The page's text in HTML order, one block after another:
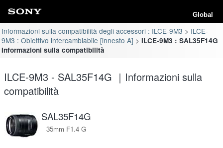
Global
Informazioni sulla compatibilità degli accessori : ILCE-9M3
ILCE-
9M3 : Obiettivo intercambiabile [innesto A]
ILCE-9M3 : SAL35F14G
Informazioni sulla compatibilità
ILCE-9M3 - SAL35F14G ｜Informazioni sulla
compatibilità
SAL35F14G
35mm F1.4 G